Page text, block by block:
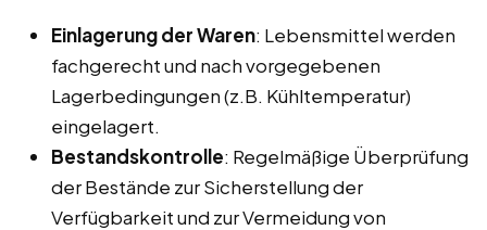
Einlagerung der Waren: Lebensmittel werden
fachgerecht und nach vorgegebenen
Lagerbedingungen (z.B. Kühltemperatur)
eingelagert.
Bestandskontrolle: Regelmäßige Überprüfung
der Bestände zur Sicherstellung der
Verfügbarkeit und zur Vermeidung von